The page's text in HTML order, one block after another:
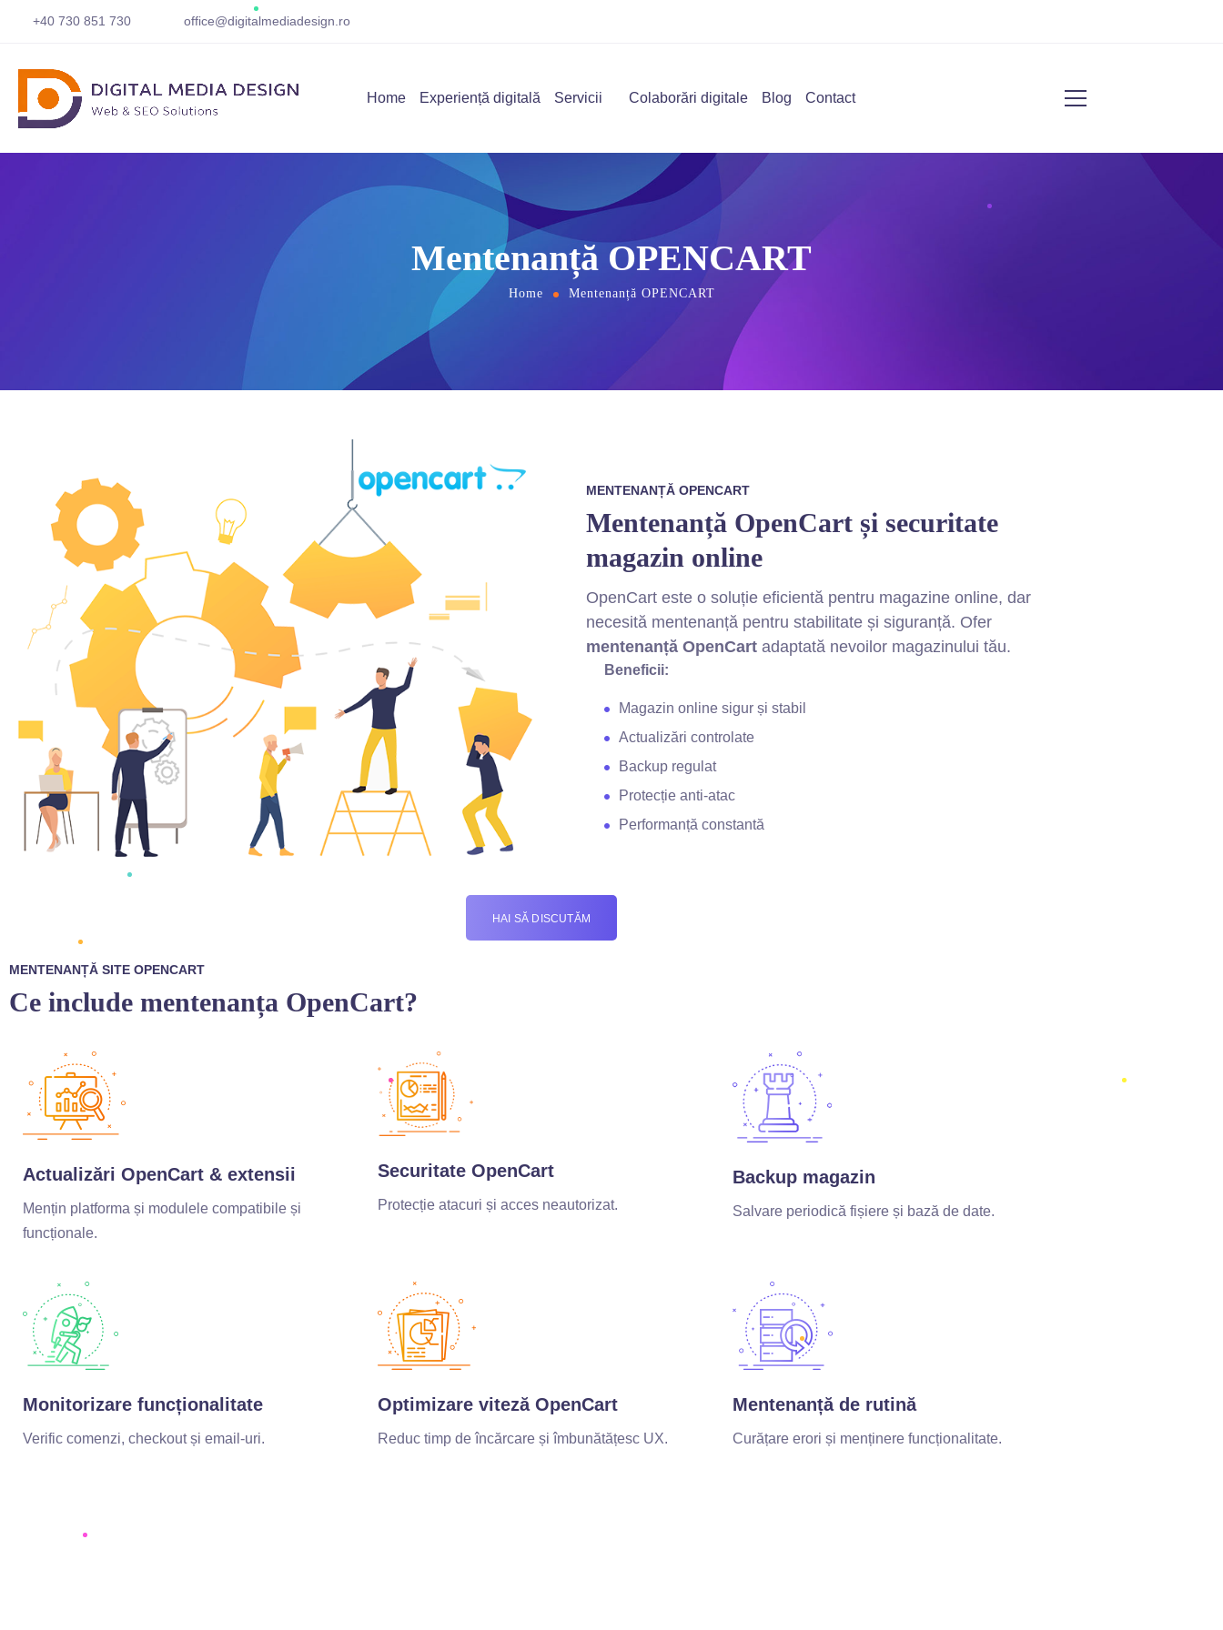
+40 730 851 730 office@digitalmediadesign.ro
Home Experiență digitală Servicii Colaborări digitale Blog Contact
Mentenanță OPENCART
Home Mentenanță OPENCART
MENTENANȚĂ OPENCART
Mentenanță OpenCart și securitate
magazin online
OpenCart este o soluție eficientă pentru magazine online, dar
necesită mentenanță pentru stabilitate și siguranță. Ofer
mentenanță OpenCart adaptată nevoilor magazinului tău.
Beneficii:
Magazin online sigur și stabil
Actualizări controlate
Backup regulat
Protecție anti-atac
Performanță constantă
HAI SĂ DISCUTĂM
MENTENANȚĂ SITE OPENCART
Ce include mentenanța OpenCart?
Actualizări OpenCart & extensii
Mențin platforma și modulele compatibile și
funcționale.
Securitate OpenCart
Protecție atacuri și acces neautorizat.
Backup magazin
Salvare periodică fișiere și bază de date.
Monitorizare funcționalitate
Verific comenzi, checkout și email-uri.
Optimizare viteză OpenCart
Reduc timp de încărcare și îmbunătățesc UX.
Mentenanță de rutină
Curățare erori și menținere funcționalitate.